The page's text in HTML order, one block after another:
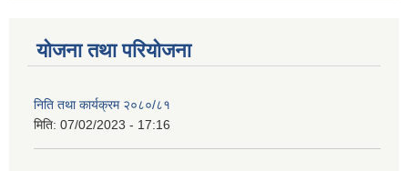
योजना तथा परियोजना
निति तथा कार्यक्रम २०८०/८१
मिति: 07/02/2023 - 17:16